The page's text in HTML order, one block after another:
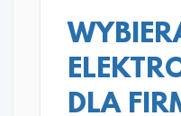
DLA